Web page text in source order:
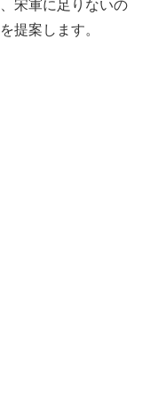
宋軍に足りないの
提案します。